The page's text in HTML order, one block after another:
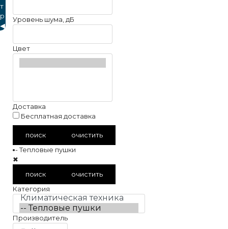
Уровень шума, дБ
Цвет
Доставка
Бесплатная доставка
поиск
очистить
-- Тепловые пушки
✖
поиск
очистить
Категория
Производитель
т
р
◀